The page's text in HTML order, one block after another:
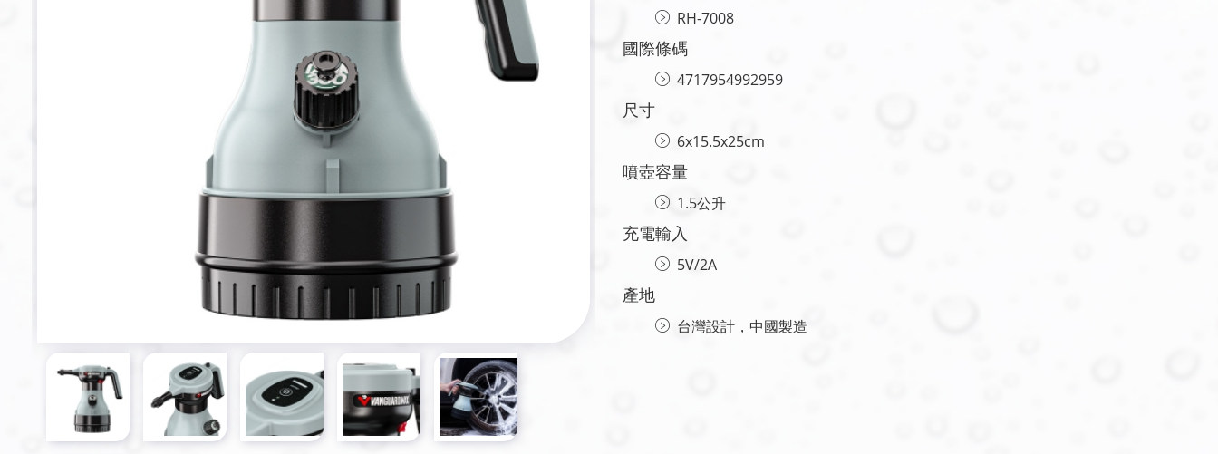
RH-7008
國際條碼
4717954992959
尺寸
6x15.5x25cm
噴壺容量
1.5公升
充電輸入
5V/2A
產地
台灣設計，中國製造